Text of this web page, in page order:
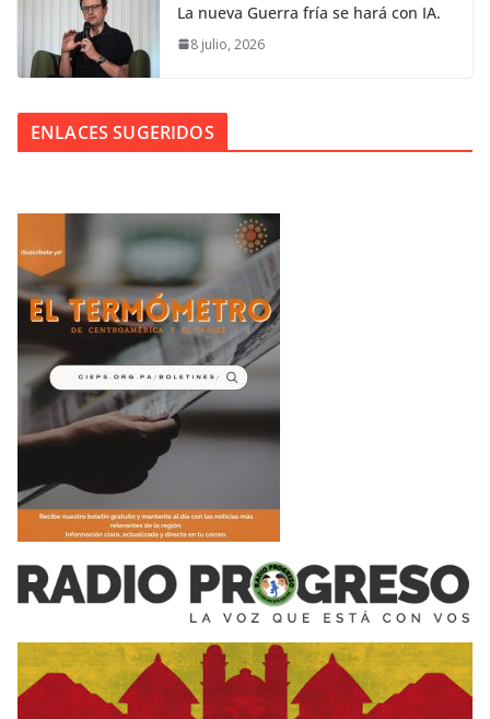
La nueva Guerra fría se hará con IA.
8 julio, 2026
ENLACES SUGERIDOS